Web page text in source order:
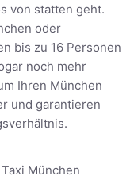
von statten geht.
oder
bis zu 16 Personen
noch mehr
Ihren München
und garantieren
München